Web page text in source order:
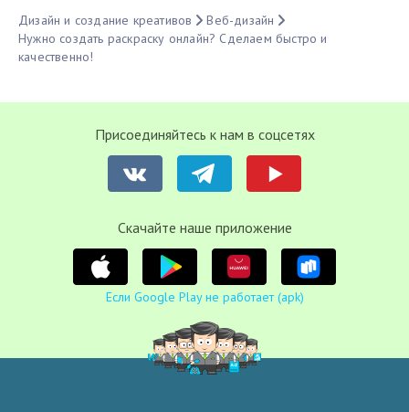
Дизайн и создание креативов
Веб-дизайн
Нужно создать раскраску онлайн? Сделаем быстро и
качественно!
Присоединяйтесь к нам в соцсетях
Cкачайте наше приложение
Если Google Play не работает (apk)